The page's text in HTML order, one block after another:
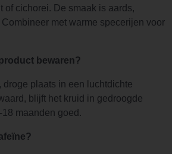
of cichorei. De smaak is aards,
met warme specerijen voor
bewaren?
droge plaats in een luchtdichte
blijft het kruid in gedroogde
maanden goed.